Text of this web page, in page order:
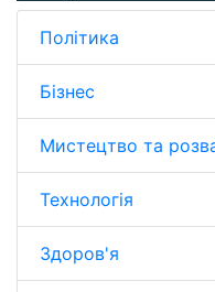
Політика
Бізнес
Мистецтво та
Технологія
Здоров'я